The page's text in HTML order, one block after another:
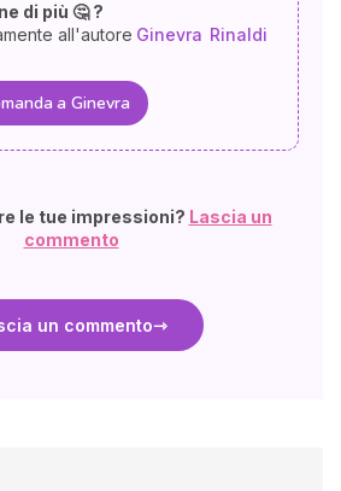
di più 🤔 ?
all'autore Ginevra Rinaldi
a Ginevra
le tue impressioni? Lascia un
commento
un commento